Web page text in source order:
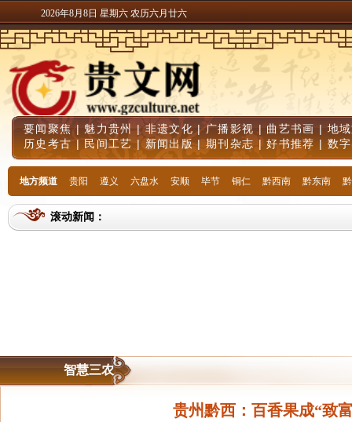
2026年8月8日 星期六 农历六月廿六
要闻聚焦| 魅力贵州|非遗文化 |广播影视 | 曲艺书画 | 地
历史考古 | 民间工艺 | 新闻出版|期刊杂志 |好书推荐 | 数
地方频道 贵阳 遵义 六盘水 安顺 毕节 铜仁 黔西南 黔东南
滚动新闻：
智慧三农
贵州黔西：百香果成“致